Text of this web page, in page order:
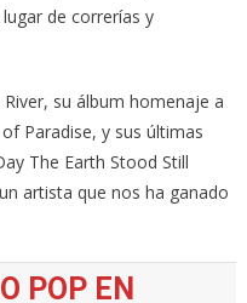
de correrías y
su álbum homenaje a
Paradise, y sus últimas
The Earth Stood Still
artista que nos ha ganado
POP EN